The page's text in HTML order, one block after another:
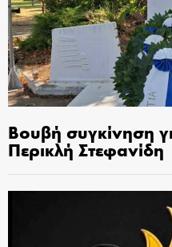
Βουβή συγκίνηση
Περικλή Στεφανίδη